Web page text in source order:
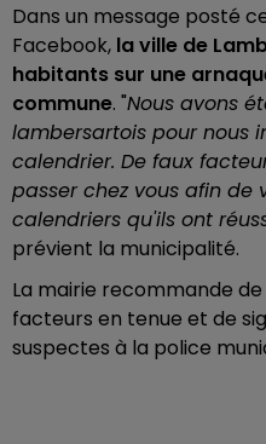
Dans un message posté
Facebook, la ville de
habitants sur une
commune. "Nous avons
lambersartois pour nous
calendrier. De faux
passer chez vous afin de
calendriers qu'ils ont
prévient la municipalité.
La mairie recommande
facteurs en tenue et de
suspectes à la police